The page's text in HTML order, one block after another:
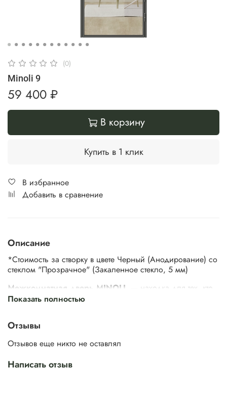
(0)
Minoli 9
59 400 ₽
В корзину
Купить в 1 клик
В избранное
Добавить в сравнение
Описание
*Стоимость за створку в цвете Черный (Анодирование) со
стеклом "Прозрачное" (Закаленное стекло, 5 мм)
Межкомнатная дверь MINOLI
— находка для тех, кто
ценит стильный, функциональный интерьер с
проникает в комнату. Это оживляет интерьер и улучшает
атмосферу в помещении.
Показать полностью
Отзывы
Отзывов еще никто не оставлял
Написать отзыв